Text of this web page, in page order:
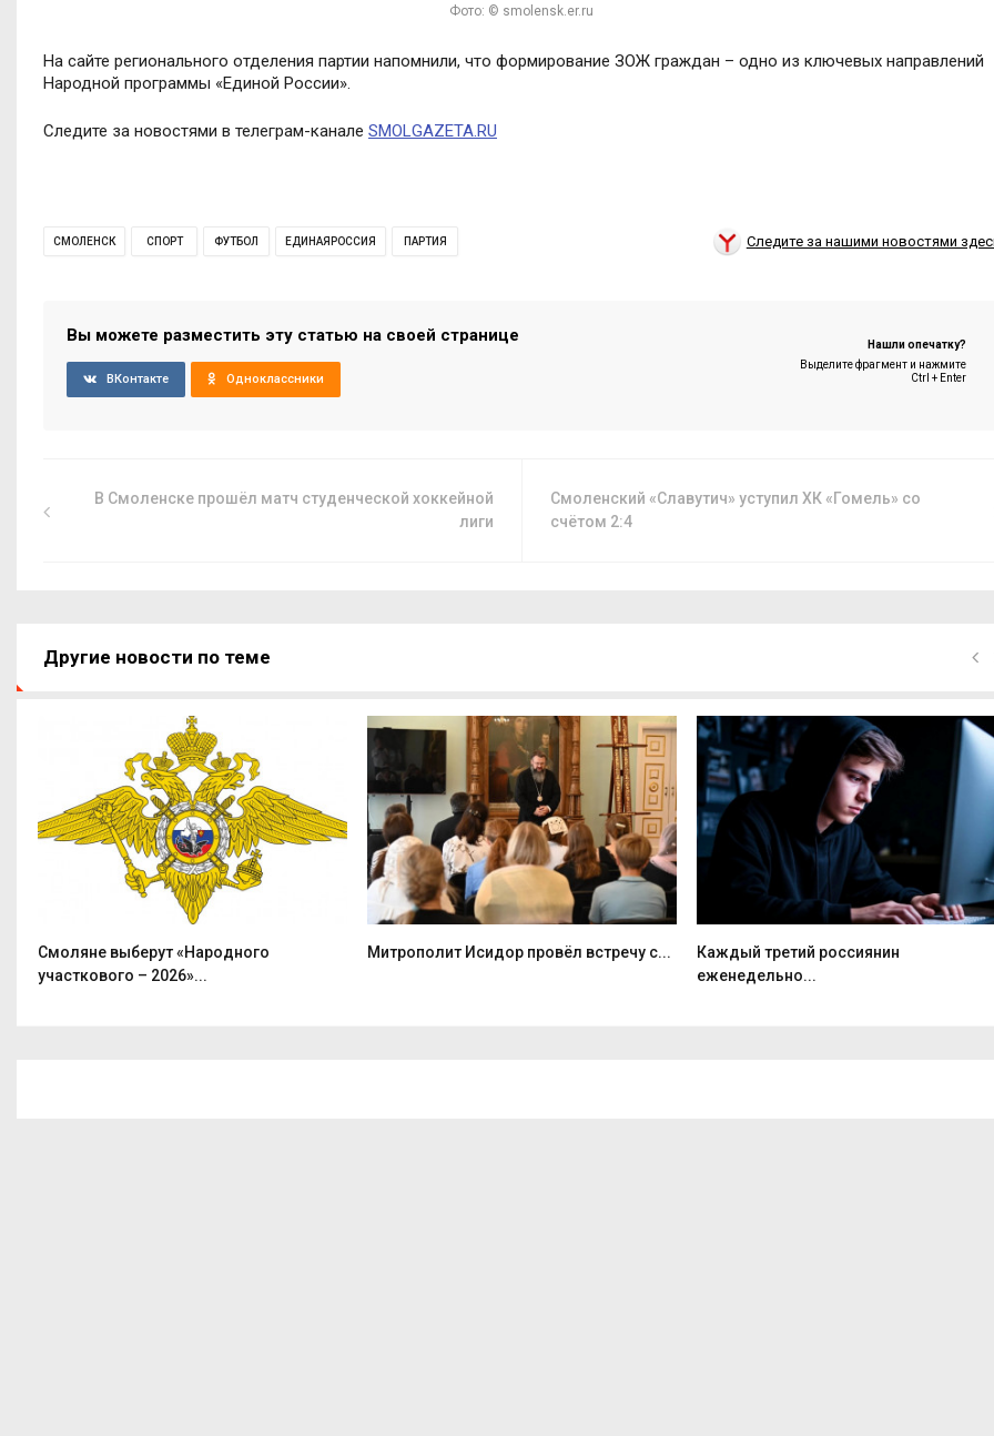
Фото: © smolensk.er.ru
На сайте регионального отделения партии напомнили, что формирование ЗОЖ граждан – одно из ключевых направлений
Народной программы «Единой России».
Следите за новостями в телеграм-канале SMOLGAZETA.RU
СМОЛЕНСК СПОРТ ФУТБОЛ ЕДИНАЯРОССИЯ ПАРТИЯ Следите за нашими новостями
Вы можете разместить эту статью на своей странице
ВКонтакте Одноклассники
Нашли опечатку?
Выделите фрагмент и нажмите
Ctrl + Enter
В Смоленске прошёл матч студенческой хоккейной
лиги
Смоленский «Славутич» уступил ХК «Гомель» со
счётом 2:4
Другие новости по теме
Смоляне выберут «Народного
участкового – 2026»...
Митрополит Исидор провёл встречу с...
Каждый третий россиянин
еженедельно...